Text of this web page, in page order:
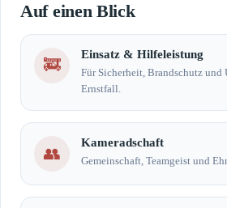
Auf einen Blick
🚒
Einsatz & Hilfeleistung
Für Sicherheit, Brandschutz und
Ernstfall.
👥
Kameradschaft
Gemeinschaft, Teamgeist und